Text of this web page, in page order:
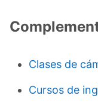
Clases de
Cursos de